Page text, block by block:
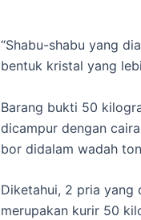
“Shabu-shabu yang
bentuk kristal yang
Barang bukti 50
dicampur dengan
bor didalam wadah
Diketahui, 2 pria yang
merupakan kurir 50